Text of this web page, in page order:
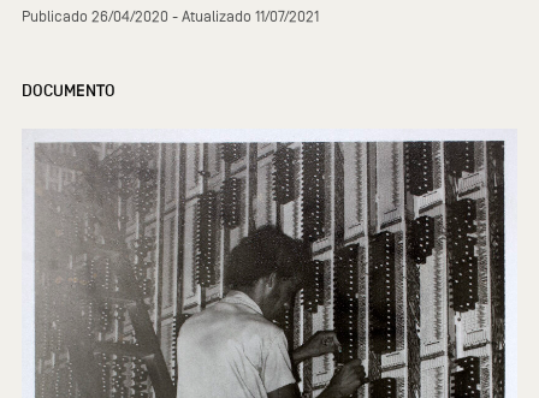
Publicado 26/04/2020 - Atualizado 11/07/2021
DOCUMENTO